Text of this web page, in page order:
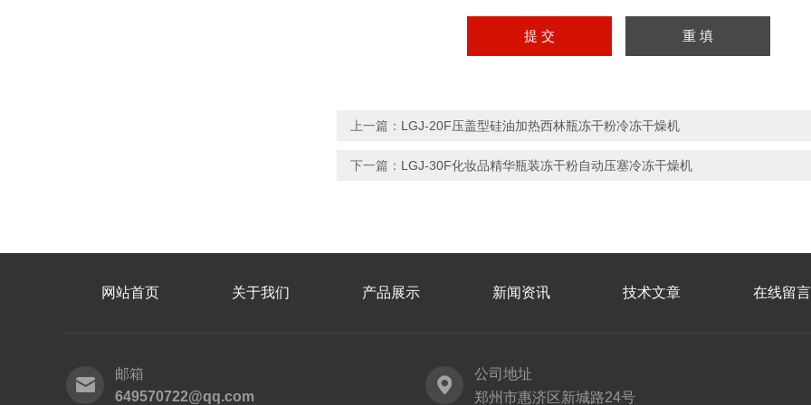
上一篇： LGJ-20F压盖型硅油加热西林瓶冻干粉冷冻干燥机
下一篇： LGJ-30F化妆品精华瓶装冻干粉自动压塞冷冻干燥机
网站首页 关于我们 产品展示 新闻资讯 技术文章 在线留言
邮箱
649570722@qq.com
公司地址
郑州市惠济区新城路24号